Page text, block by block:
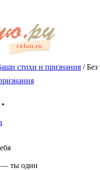
стихи и признания /
— ты один